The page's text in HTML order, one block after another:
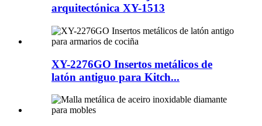
arquitectónica XY-1513
XY-2276GO Insertos metálicos de
latón antiguo para Kitch...